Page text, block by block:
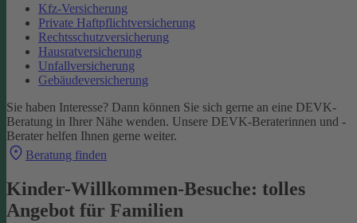
Kfz-Versicherung
Private Haftpflichtversicherung
Rechtsschutzversicherung
Hausratversicherung
Unfallversicherung
Gebäudeversicherung
Sie haben Interesse? Dann können Sie sich gerne an eine DEVK-
Beratung in Ihrer Nähe wenden. Unsere DEVK-Beraterinnen und -
Berater helfen Ihnen gerne weiter.
Beratung finden
Kinder-Willkommen-Besuche: tolles
Angebot für Familien